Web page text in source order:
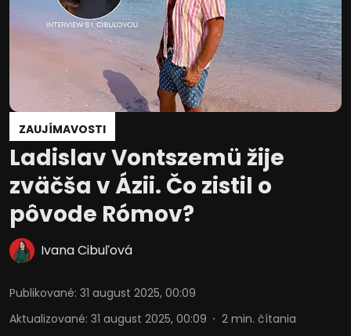
ZAUJÍMAVOSTI
Ladislav Vontszemü žije
zväčša v Ázii. Čo zistil o
pôvode Rómov?
Ivana Cibuľová
Publikované: 31 august 2025, 00:09
Aktualizované: 31 august 2025, 00:09 2 min. čítania